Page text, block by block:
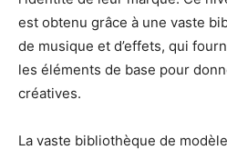
est obtenu grâce à une vaste
de musique et d’effets, qui
les éléments de base pour
créatives.
La vaste bibliothèque de